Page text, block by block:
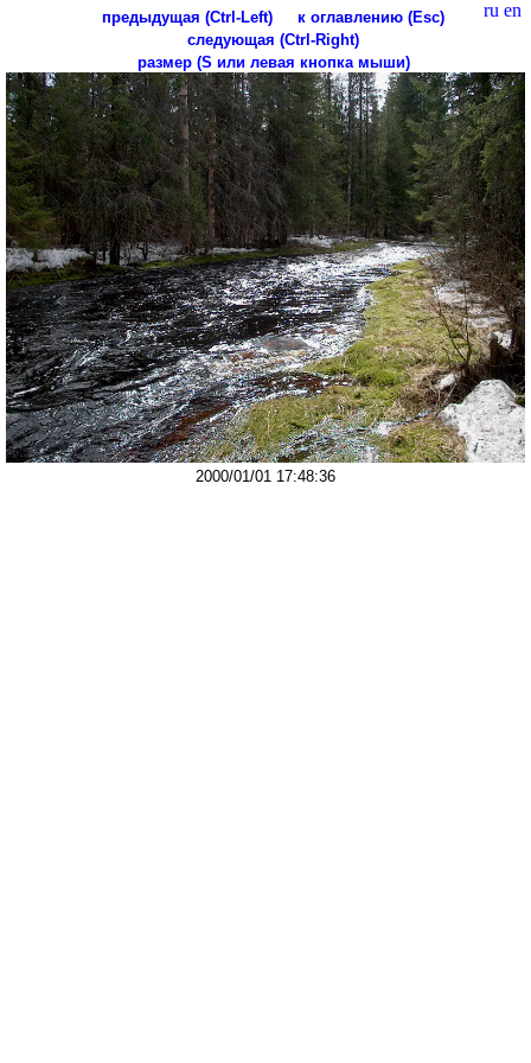
ru en
предыдущая (Ctrl-Left)
к оглавлению (Esc)
следующая (Ctrl-Right)
размер (S или левая кнопка мыши)
2000/01/01 17:48:36